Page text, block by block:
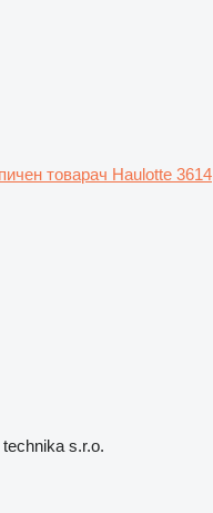
товарач Haulotte 3614
s.r.o.